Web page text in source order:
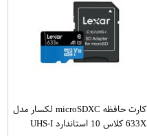
کارت حافظه microSDXC لکسار مدل
633X کلاس 10 استاندارد UHS-I